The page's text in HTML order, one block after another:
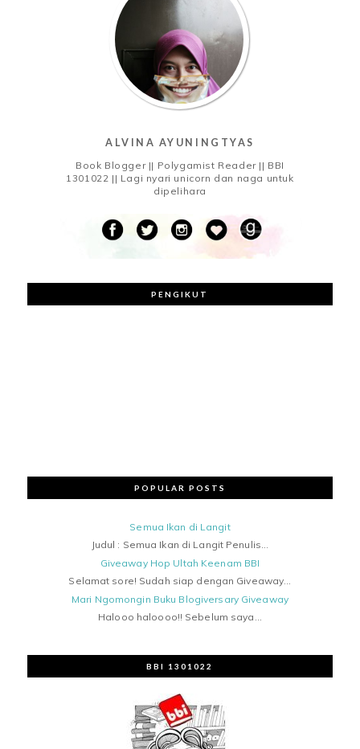
ALVINA AYUNINGTYAS
Book Blogger || Polygamist Reader || BBI
1301022 || Lagi nyari unicorn dan naga untuk
dipelihara
PENGIKUT
POPULAR POSTS
Semua Ikan di Langit
Judul : Semua Ikan di Langit Penulis...
Giveaway Hop Ultah Keenam BBI
Selamat sore! Sudah siap dengan Giveaway...
Mari Ngomongin Buku Blogiversary Giveaway
Halooo haloooo!! Sebelum saya...
BBI 1301022